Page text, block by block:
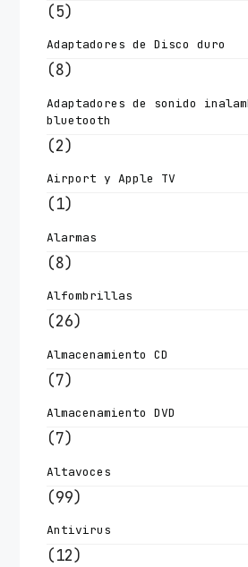
(5)
Adaptadores de Disco duro
(8)
Adaptadores de sonido
bluetooth
(2)
Airport y Apple TV
(1)
Alarmas
(8)
Alfombrillas
(26)
Almacenamiento CD
(7)
Almacenamiento DVD
(7)
Altavoces
(99)
Antivirus
(12)